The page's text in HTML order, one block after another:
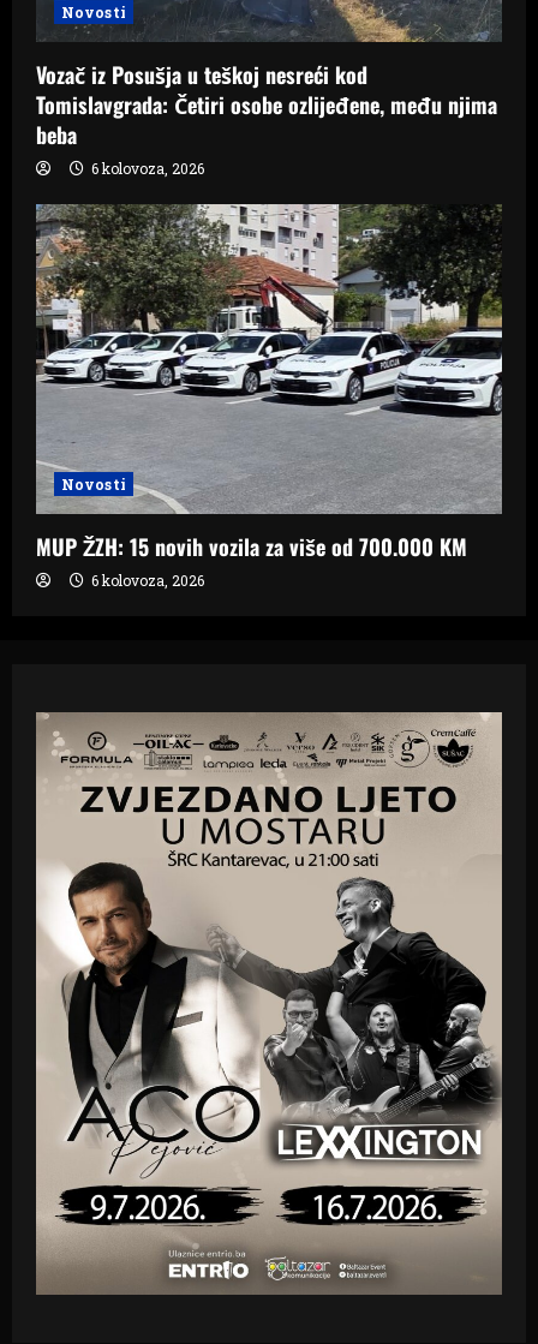
Novosti
Vozač iz Posušja u teškoj nesreći kod
Tomislavgrada: Četiri osobe ozlijeđene, među njima
beba
6 kolovoza, 2026
Novosti
MUP ŽZH: 15 novih vozila za više od 700.000 KM
6 kolovoza, 2026